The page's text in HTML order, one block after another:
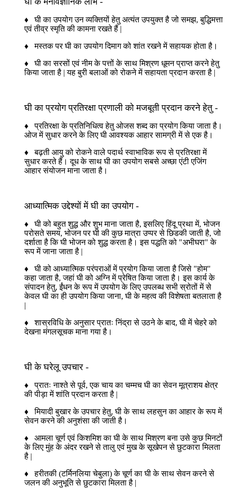
♦ घी का उपयोग उन व्यक्तियों हेतु अत्यंत उपयुक्त है जो समझ, बुद्धिमत्ता
एवं तीव्र स्मृति की कामना रखते हैं |
♦ मस्तक पर घी का उपयोग दिमाग को शांत रखने में सहायक होता है।
♦ घी का सरसों एवं नीम के पत्तों के साथ मिश्रण धूमन प्राप्त करने हेतु
किया जाता है | यह बुरी बलाओं को रोकने में सहायता प्रदान करता है |
घी का प्रयोग प्रतिरक्षा प्रणाली को मजबूती प्रदान करने हेतु -
♦ प्रतिरक्षा के प्रतिनिधित्व हेतु ओजस शब्द का प्रयोग किया जाता है।
ओज में सुधार करने के लिए घी आवश्यक आहार सामग्री में से एक है।
♦ बढ़ती आयु को रोकने वाले पदार्थ स्वाभाविक रूप से प्रतिरक्षा में
सुधार करते हैं। दूध के साथ घी का उपयोग सबसे अच्छा एंटी एजिंग
आहार संयोजन माना जाता है।
आध्यात्मिक उद्देश्यों में घी का उपयोग -
♦ घी को बहुत शुद्ध और शुभ माना जाता है, इसलिए हिंदू प्रथा में, भोजन
परोसते समय, भोजन पर घी की कुछ मात्रा उप्पर से छिडकी जाती है, जो
दर्शाता है कि घी भोजन को शुद्ध करता है। इस पद्धति को "अभीघरा" के
रूप में जाना जाता है |
♦ घी को आध्यात्मिक परंपराओं में प्रयोग किया जाता है जिसे "होम"
कहा जाता है, जहां घी को अग्नि में प्रेषित किया जाता है। इस कार्य के
संपादन हेतु, ईंधन के रूप में उपयोग के लिए उपलब्ध सभी स्रोतों में से
केवल घी का ही उपयोग किया जाना, घी के महत्व की विशेषता बतलाता है
|
♦ शास्रविधि के अनुसार प्रातः निंद्रा से उठने के बाद, घी में चेहरे को
देखना मंगलसूचक माना गया है।
घी के घरेलू उपचार -
♦ प्रातः नाश्ते से पूर्व, एक चाय का चम्मच घी का सेवन मूत्राशय क्षेत्र
की पीड़ा में शांति प्रदान करता है |
♦ मियादी बुखार के उपचार हेतु, घी के साथ लहसुन का आहार के रूप में
सेवन करने की अनुशंसा की जाती है।
♦ आमला चूर्ण एवं किशमिश का घी के साथ मिश्रण बना उसे कुछ मिनटों
के लिए मुंह के अंदर रखने से तालु एवं मुख के सूखेपन से छुटकारा मिलता
है |
♦ हरीतकी (टर्मिनलिया चेबुला) के चूर्ण का घी के साथ सेवन करने से
जलन की अनुभूति से छुटकारा मिलता है |